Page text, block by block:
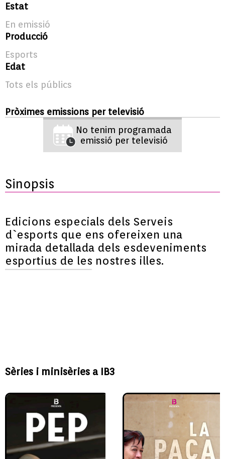
Estat
En emissió
Producció
Esports
Edat
Tots els públics
Pròximes emissions per televisió
No tenim programada
emissió per televisió
Sinopsis
Edicions especials dels Serveis
d`esports que ens ofereixen una
mirada detallada dels esdeveniments
esportius de les nostres illes.
Sèries i minisèries a IB3